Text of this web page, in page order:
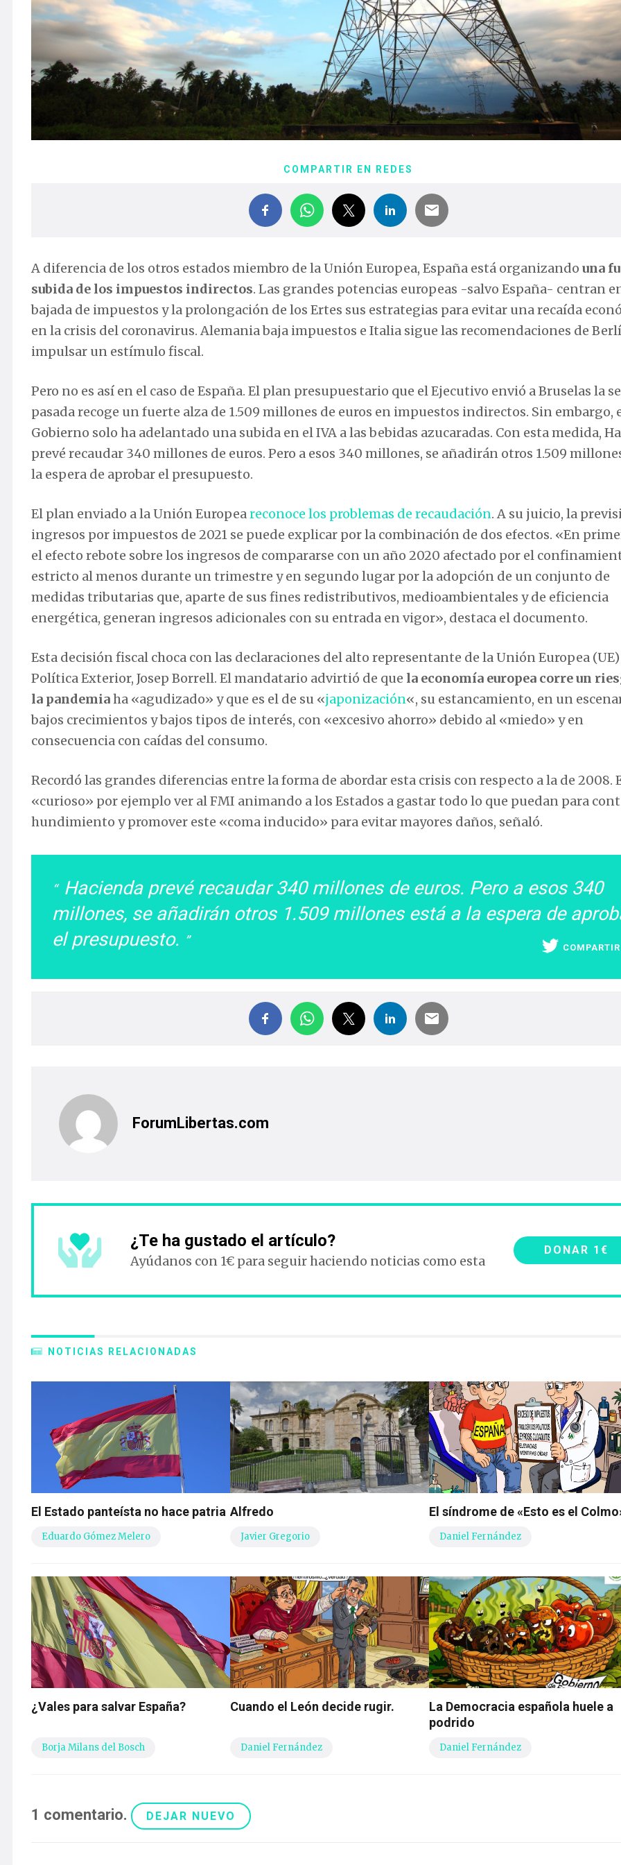
COMPARTIR EN REDES
A diferencia de los otros estados miembro de la Unión Europea, España está organizando una
subida de los impuestos indirectos. Las grandes potencias europeas -salvo España- centran
bajada de impuestos y la prolongación de los Ertes sus estrategias para evitar una recaída
en la crisis del coronavirus. Alemania baja impuestos e Italia sigue las recomendaciones de
impulsar un estímulo fiscal.
Pero no es así en el caso de España. El plan presupuestario que el Ejecutivo envió a Bruselas la
pasada recoge un fuerte alza de 1.509 millones de euros en impuestos indirectos. Sin embargo,
Gobierno solo ha adelantado una subida en el IVA a las bebidas azucaradas. Con esta medida,
prevé recaudar 340 millones de euros. Pero a esos 340 millones, se añadirán otros 1.509
la espera de aprobar el presupuesto.
El plan enviado a la Unión Europeareconoce los problemas de recaudación. A su juicio, la
ingresos por impuestos de 2021 se puede explicar por la combinación de dos efectos. «En
el efecto rebote sobre los ingresos de compararse con un año 2020 afectado por el
estricto al menos durante un trimestre y en segundo lugar por la adopción de un conjunto de
medidas tributarias que, aparte de sus fines redistributivos, medioambientales y de eficiencia
energética, generan ingresos adicionales con su entrada en vigor», destaca el documento.
Esta decisión fiscal choca con las declaraciones del alto representante de la Unión Europea
Política Exterior, Josep Borrell. El mandatario advirtió de que la economía europea corre un
la pandemiaha «agudizado» y que es el de su «japonización«, su estancamiento, en un
bajos crecimientos y bajos tipos de interés, con «excesivo ahorro» debido al «miedo» y en
consecuencia con caídas del consumo.
Recordó las grandes diferencias entre la forma de abordar esta crisis con respecto a la de 2008.
«curioso» por ejemplo ver al FMI animando a los Estados a gastar todo lo que puedan para
hundimiento y promover este «coma inducido» para evitar mayores daños, señaló.
Hacienda prevé recaudar 340 millones de euros. Pero a esos 340
millones, se añadirán otros 1.509 millones está a la espera de
el presupuesto.
ForumLibertas.com
¿Te ha gustado el artículo?
Ayúdanos con 1€ para seguir haciendo noticias como esta
DONAR 1€
NOTICIAS RELACIONADAS
El Estado panteísta no hace patria
Eduardo Gómez Melero
Alfredo
Javier Gregorio
El síndrome de «Esto es el
Daniel Fernández
¿Vales para salvar España?
Borja Milans del Bosch
Cuando el León decide rugir.
Daniel Fernández
La Democracia española huele a
podrido
Daniel Fernández
1 comentario. DEJAR NUEVO